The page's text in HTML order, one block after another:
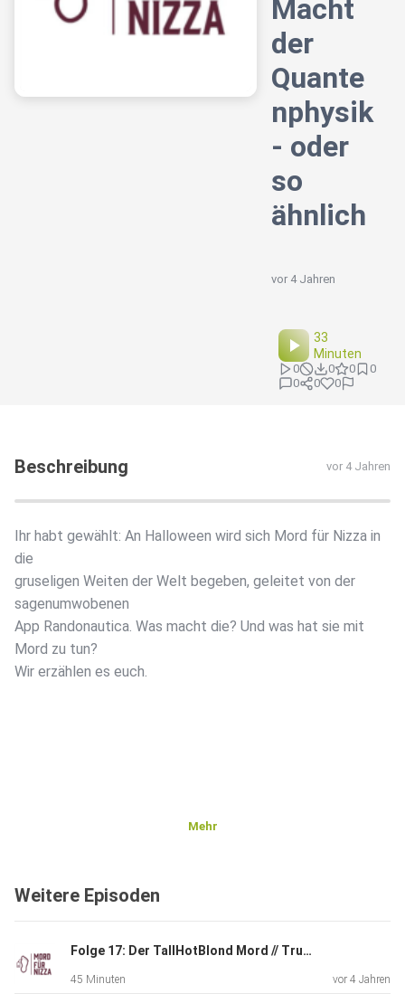
Macht
der
Quante
nphysik
- oder
so
ähnlich
vor 4 Jahren
33
Minuten
0 0 0
0
0
0 0
Beschreibung vor 4 Jahren
Ihr habt gewählt: An Halloween wird sich Mord für Nizza in
die
gruseligen Weiten der Welt begeben, geleitet von der
sagenumwobenen
App Randonautica. Was macht die? Und was hat sie mit
Mord zu tun?
Wir erzählen es euch.
Mehr
Weitere Episoden
Folge 17: Der TallHotBlond Mord // True Crime Comedy
45 Minuten vor 4 Jahren